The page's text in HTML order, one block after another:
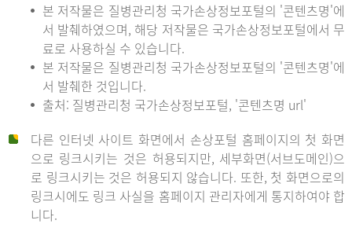
본 저작물은 질병관리청 국가손상정보포털의 '콘텐츠명'에
서 발췌하였으며, 해당 저작물은 국가손상정보포털에서 무
료로 사용하실 수 있습니다.
본 저작물은 질병관리청 국가손상정보포털의 '콘텐츠명'에
서 발췌한 것입니다.
출처: 질병관리청 국가손상정보포털, '콘텐츠명 url'
다른 인터넷 사이트 화면에서 손상포털 홈페이지의 첫 화면
으로 링크시키는 것은 허용되지만, 세부화면(서브도메인)으
로 링크시키는 것은 허용되지 않습니다. 또한, 첫 화면으로의
링크시에도 링크 사실을 홈페이지 관리자에게 통지하여야 합
니다.